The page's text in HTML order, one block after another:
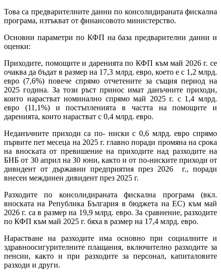
Това са предварителните данни по консолидираната фискална
програма, изтъкват от финансовото министерство.
Основни параметри по КФП на база предварителни данни и
оценки:
Приходите, помощите и даренията по КФП към май 2026 г. се
очаква да бъдат в размер на 17,3 млрд. евро, което е с 1,2 млрд.
евро (7,6%) повече спрямо отчетените за същия период на
2025 година. За този ръст принос имат данъчните приходи,
които нарастват номинално спрямо май 2025 г. с 1,4 млрд.
евро (11,1%) и постъпленията в частта на помощите и
даренията, които нарастват с 0,4 млрд. евро.
Неданъчните приходи са по- ниски с 0,6 млрд. евро спрямо
първите пет месеца на 2025 г. главно поради промяна на срока
на вноската от превишение на приходите над разходите на
БНБ от 30 април на 30 юни, както и от по-ниските приходи от
дивидент от държавни предприятия през 2026 г., поради
внесен междинен дивидент през 2025 г.
Разходите по консолидираната фискална програма (вкл.
вноската на Република България в бюджета на ЕС) към май
2026 г. са в размер на 19,9 млрд. евро. За сравнение, разходите
по КФП към май 2025 г. бяха в размер на 17,4 млрд. евро.
Нарастване на разходите има основно при социалните и
здравноосигурителните плащания, включително разходите за
пенсии, както и при разходите за персонал, капиталовите
разходи и други.